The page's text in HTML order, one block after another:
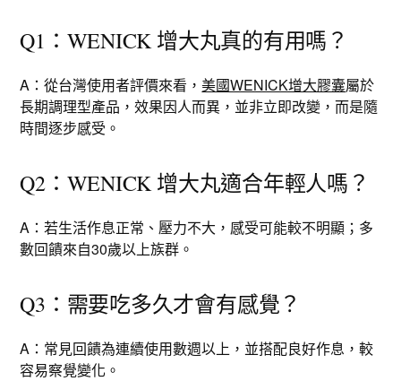
Q1：WENICK 增大丸真的有用嗎？
A：從台灣使用者評價來看，美國WENICK增大膠囊屬於
長期調理型產品，效果因人而異，並非立即改變，而是隨
時間逐步感受。
Q2：WENICK 增大丸適合年輕人嗎？
A：若生活作息正常、壓力不大，感受可能較不明顯；多
數回饋來自30歲以上族群。
Q3：需要吃多久才會有感覺？
A：常見回饋為連續使用數週以上，並搭配良好作息，較
容易察覺變化。